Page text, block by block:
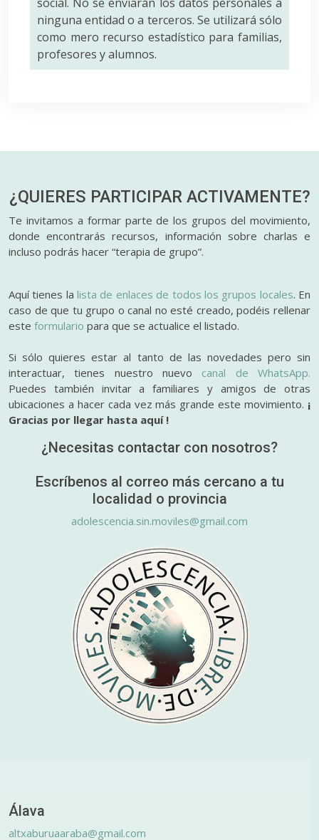
ninguna entidad o a terceros. Se utilizará sólo
como mero recurso estadístico para familias,
profesores y alumnos.
¿QUIERES PARTICIPAR ACTIVAMENTE?
Te invitamos a formar parte de los grupos del movimiento,
donde encontrarás recursos, información sobre charlas e
incluso podrás hacer “terapia de grupo”.
Aquí tienes lalista de enlaces de todos los grupos locales. En
caso de que tu grupo o canal no esté creado, podéis rellenar
este formulario para que se actualice el listado.
Si sólo quieres estar al tanto de las novedades pero sin
interactuar, tienes nuestro nuevo canal de WhatsApp.
Puedes también invitar a familiares y amigos de otras
ubicaciones a hacer cada vez más grande este movimiento. ¡
Gracias por llegar hasta aquí !
¿Necesitas contactar con nosotros?
Escríbenos al correo más cercano a tu
localidad o provincia
adolescencia.sin.moviles@gmail.com
Álava
altxaburuaaraba@gmail.com